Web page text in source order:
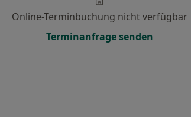
Online-Terminbuchung nicht verfügbar
Terminanfrage senden